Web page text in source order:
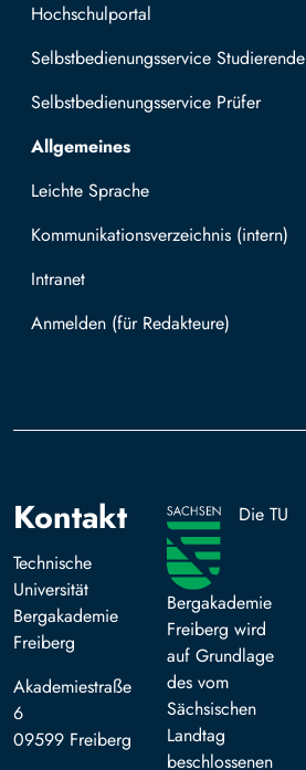
Hochschulportal
Selbstbedienungsservice Studierende
Selbstbedienungsservice Prüfer
Allgemeines
Leichte Sprache
Kommunikationsverzeichnis (intern)
Intranet
Mit TUBAF Login anmelden
Kontakt
Technische
Universität
Bergakademie
Freiberg
Akademiestraße
6
09599 Freiberg
Die TU
Bergakademie
Freiberg wird
auf Grundlage
des vom
Sächsischen
Landtag
beschlossenen